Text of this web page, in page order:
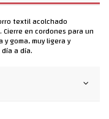
textil acolchado
en cordones para un
goma, muy ligera y
a día.